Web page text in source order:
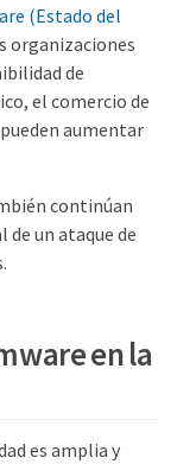
(Estado del
organizaciones
de
el comercio de
aumentar
continúan
un ataque de
en la
es amplia y